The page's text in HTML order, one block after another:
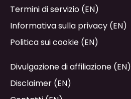
Termini di servizio (EN)
Informativa sulla privacy (EN)
Politica sui cookie (EN)
Divulgazione di affiliazione (EN)
Disclaimer (EN)